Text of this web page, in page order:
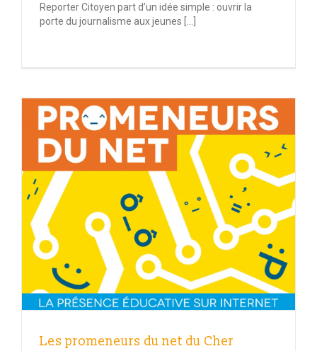
Reporter Citoyen part d’un idée simple : ouvrir la
porte du journalisme aux jeunes […]
Les promeneurs du net du Cher